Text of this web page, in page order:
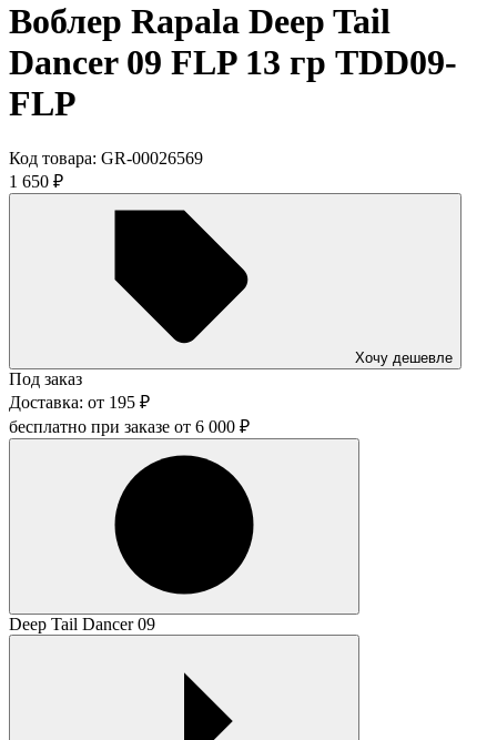
Воблер Rapala Deep Tail
Dancer 09 FLP 13 гр TDD09-
FLP
Код товара: GR-00026569
1 650 ₽
Хочу дешевле
Под заказ
Доставка: от 195 ₽
бесплатно при заказе от 6 000 ₽
Deep Tail Dancer 09